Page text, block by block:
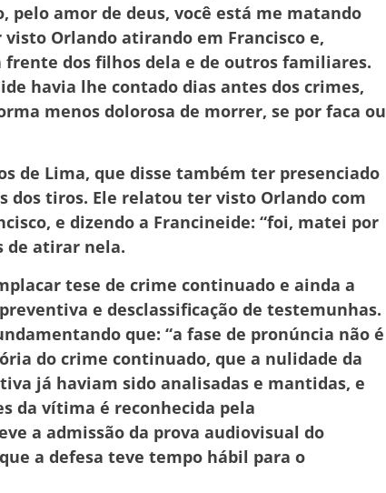
pelo amor de deus, você está me matando
Orlando atirando em Francisco e,
dos filhos dela e de outros familiares.
havia lhe contado dias antes dos crimes,
menos dolorosa de morrer, se por faca ou
de Lima, que disse também ter presenciado
dos tiros. Ele relatou ter visto Orlando com
e dizendo a Francineide: “foi, matei por
de atirar nela.
tese de crime continuado e ainda a
e desclassificação de testemunhas.
que: “a fase de pronúncia não é
do crime continuado, que a nulidade da
já haviam sido analisadas e mantidas, e
da vítima é reconhecida pela
a admissão da prova audiovisual do
a defesa teve tempo hábil para o